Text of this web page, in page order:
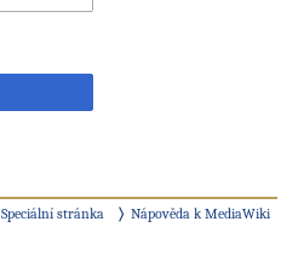
Speciální stránka Nápověda k MediaWiki